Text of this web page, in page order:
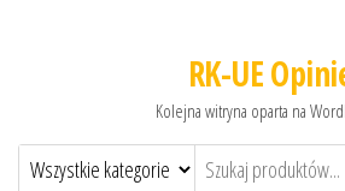
RK-UE
Kolejna witryna oparta na